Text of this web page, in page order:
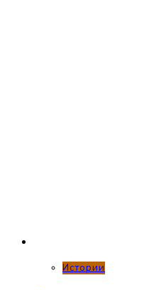
Истории